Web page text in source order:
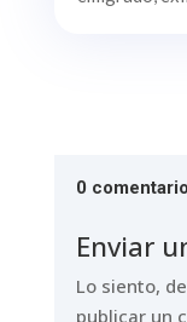
0
Enviar
Lo siento,
publicar un